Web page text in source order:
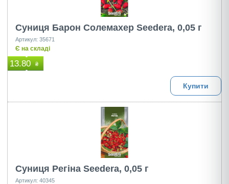
Суниця Барон Солемахер Seedera, 0,05 г
Артикул: 35671
Є на складі
13.80 ₴
Купити
Суниця Регіна Seedera, 0,05 г
Артикул: 40345